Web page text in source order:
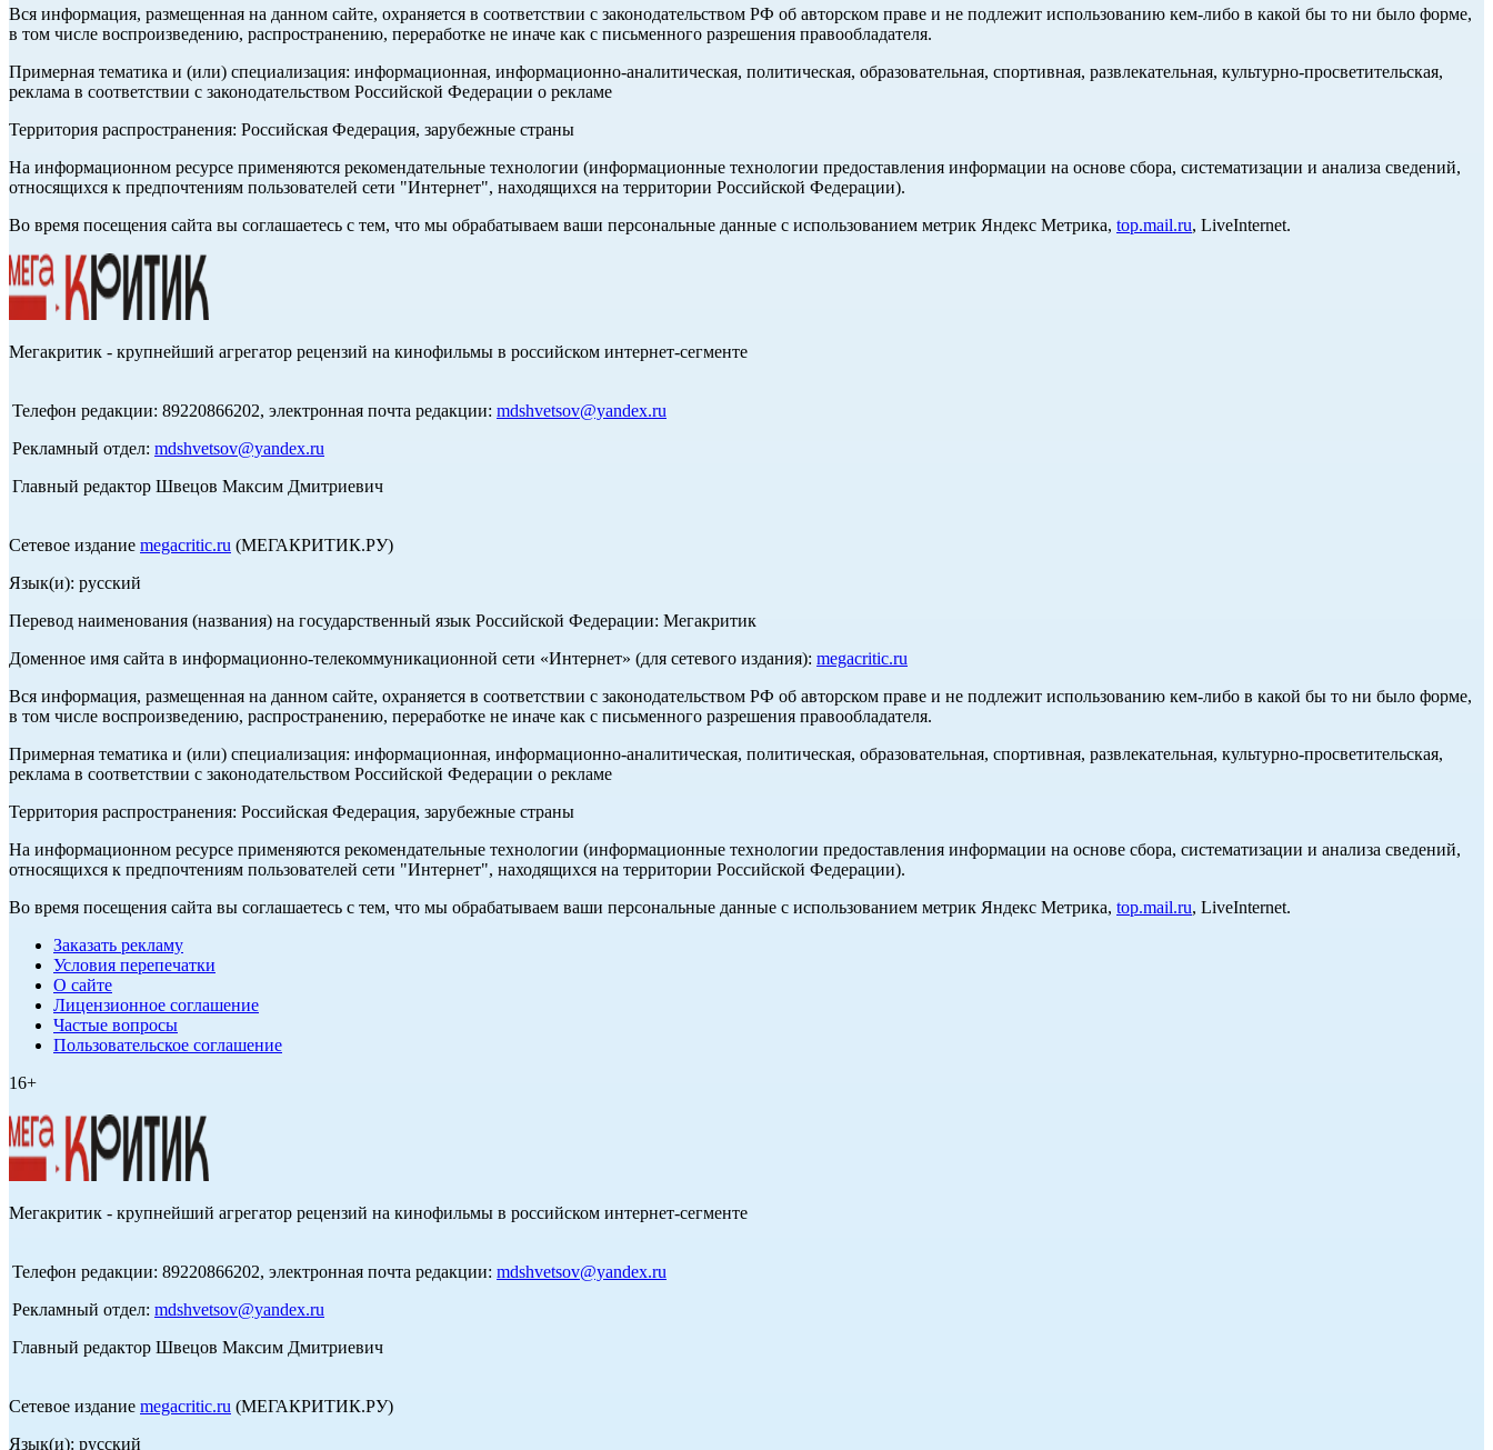
Вся информация, размещенная на данном сайте, охраняется в соответствии с законодательством РФ об авторском праве и не подлежит использованию кем-либо в какой бы то ни было форме,
в том числе воспроизведению, распространению, переработке не иначе как с письменного разрешения правообладателя.
Примерная тематика и (или) специализация: информационная, информационно-аналитическая, политическая, образовательная, спортивная, развлекательная, культурно-просветительская,
реклама в соответствии с законодательством Российской Федерации о рекламе
Территория распространения: Российская Федерация, зарубежные страны
На информационном ресурсе применяются рекомендательные технологии (информационные технологии предоставления информации на основе сбора, систематизации и анализа сведений,
относящихся к предпочтениям пользователей сети "Интернет", находящихся на территории Российской Федерации).
Во время посещения сайта вы соглашаетесь с тем, что мы обрабатываем ваши персональные данные с использованием метрик Яндекс Метрика, top.mail.ru, LiveInternet.
Мегакритик - крупнейший агрегатор рецензий на кинофильмы в российском интернет-сегменте
Телефон редакции: 89220866202, электронная почта редакции: mdshvetsov@yandex.ru
Рекламный отдел: mdshvetsov@yandex.ru
Главный редактор Швецов Максим Дмитриевич
Сетевое издание megacritic.ru (МЕГАКРИТИК.РУ)
Язык(и): русский
Перевод наименования (названия) на государственный язык Российской Федерации: Мегакритик
Доменное имя сайта в информационно-телекоммуникационной сети «Интернет» (для сетевого издания): megacritic.ru
Вся информация, размещенная на данном сайте, охраняется в соответствии с законодательством РФ об авторском праве и не подлежит использованию кем-либо в какой бы то ни было форме,
в том числе воспроизведению, распространению, переработке не иначе как с письменного разрешения правообладателя.
Примерная тематика и (или) специализация: информационная, информационно-аналитическая, политическая, образовательная, спортивная, развлекательная, культурно-просветительская,
реклама в соответствии с законодательством Российской Федерации о рекламе
Территория распространения: Российская Федерация, зарубежные страны
На информационном ресурсе применяются рекомендательные технологии (информационные технологии предоставления информации на основе сбора, систематизации и анализа сведений,
относящихся к предпочтениям пользователей сети "Интернет", находящихся на территории Российской Федерации).
Во время посещения сайта вы соглашаетесь с тем, что мы обрабатываем ваши персональные данные с использованием метрик Яндекс Метрика, top.mail.ru, LiveInternet.
Заказать рекламу
Условия перепечатки
О сайте
Лицензионное соглашение
Частые вопросы
Пользовательское соглашение
16+
Мегакритик - крупнейший агрегатор рецензий на кинофильмы в российском интернет-сегменте
Телефон редакции: 89220866202, электронная почта редакции: mdshvetsov@yandex.ru
Рекламный отдел: mdshvetsov@yandex.ru
Главный редактор Швецов Максим Дмитриевич
Сетевое издание megacritic.ru (МЕГАКРИТИК.РУ)
Язык(и): русский